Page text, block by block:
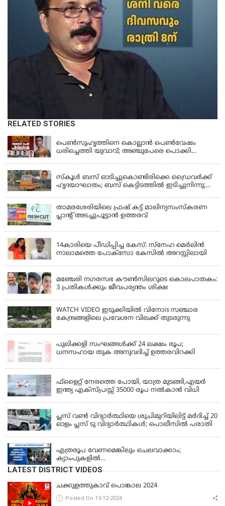
RELATED STORIES
KERALA
പെണ്‍സുഹൃത്തിനെ കൊല്ലാന്‍ പെണ്‍വേഷം
ധരിച്ചെത്തി യുവാവ്; അഞ്ചുപേരെ പൊക്കി
സ്കൂൾ ബസ് ഓടിച്ചുകൊണ്ടിരിക്കെ ഡ്രൈവർക്ക്
ഹൃദയാഘാതം; ബസ് കെട്ടിടത്തിൽ ഇടിച്ചുനിന്നു;
താമരശേരിയിലെ ഫ്രഷ് കട്ട് മാലിന്യസംസ്കരണ
പ്ലാന്റ് അടച്ചുപൂട്ടാൻ ഉത്തരവ്
14കാരിയെ പീഡിപ്പിച്ച കേസ്: സ്നേഹ മെർലിൻ
നാലാമത്തെ പോക്‌സോ കേസിൽ അറസ്റ്റിലായി
മഞ്ചേരി നഗരസഭ കൗൺസിലറുടെ കൊലപാതകം:
3 പ്രതികൾക്കും ജീവപര്യന്തം ശിക്ഷ
WATCH VIDEO ഇടുക്കിയിൽ വിനോദ സഞ്ചാര
കേന്ദ്രങ്ങളിലെ പ്രവേശന വിലക്ക് തുടരുന്നു
പുലിക്കളി സംഘങ്ങള്‍ക്ക് 24 ലക്ഷം രൂപ;
ധനസഹായ തുക അനുവദിച്ച് ഉത്തരവിറക്കി
ഫ്ളൈറ്റ് നേരത്തെ പോയി, യാത്ര മുടങ്ങി,എയർ
ഇന്ത്യ എക്സ്പ്രസ്സ് 35000 രൂപ നൽകാൻ വിധി
പ്ലസ് വൺ വിദ്യാർത്ഥിയെ ശുചിമുറിയിലിട്ട് മർദിച്ച് 20
ഓളം പ്ലസ് ടു വിദ്യാർത്ഥികൾ; പൊലീസിൽ പരാതി
എത്രരൂപ വേണമെങ്കിലും ചെലവാക്കാം;
ക്യാംപുകളില്‍
കുറവൊന്നുമുണ്ടാകില്ല;'കാർഷികമേഖലയിലെ
നഷ്ടം പ്രത്യേകം പരിഗണിക്കും, സഹായം
പ്രഖ്യാപിക്കും;'സ്ഥിരം ദുരന്തനിവാരണ സംവിധാനം
നടപ്പാക്കും, ആദ്യ പദ്ധതി പത്തനംതിട്ടയിൽ;
പ്രളയബാധിത മേഖലകൾ സന്ദർശിച്ച് മുഖ്യമന്ത്രി
LATEST DISTRICT VIDEOS
ചക്കുളത്തുകാവ് പൊങ്കാല 2024
Posted On 13-12-2024